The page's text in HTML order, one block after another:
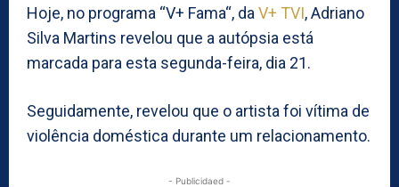
Hoje, no programa “V+ Fama“, da V+ TVI, Adriano
Silva Martins revelou que a autópsia está
marcada para esta segunda-feira, dia 21.
Seguidamente, revelou que o artista foi vítima de
violência doméstica durante um relacionamento.
- Publicidaed -